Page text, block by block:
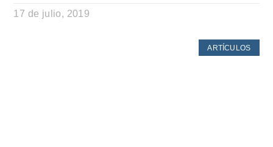
17 de julio, 2019
ARTÍCULOS